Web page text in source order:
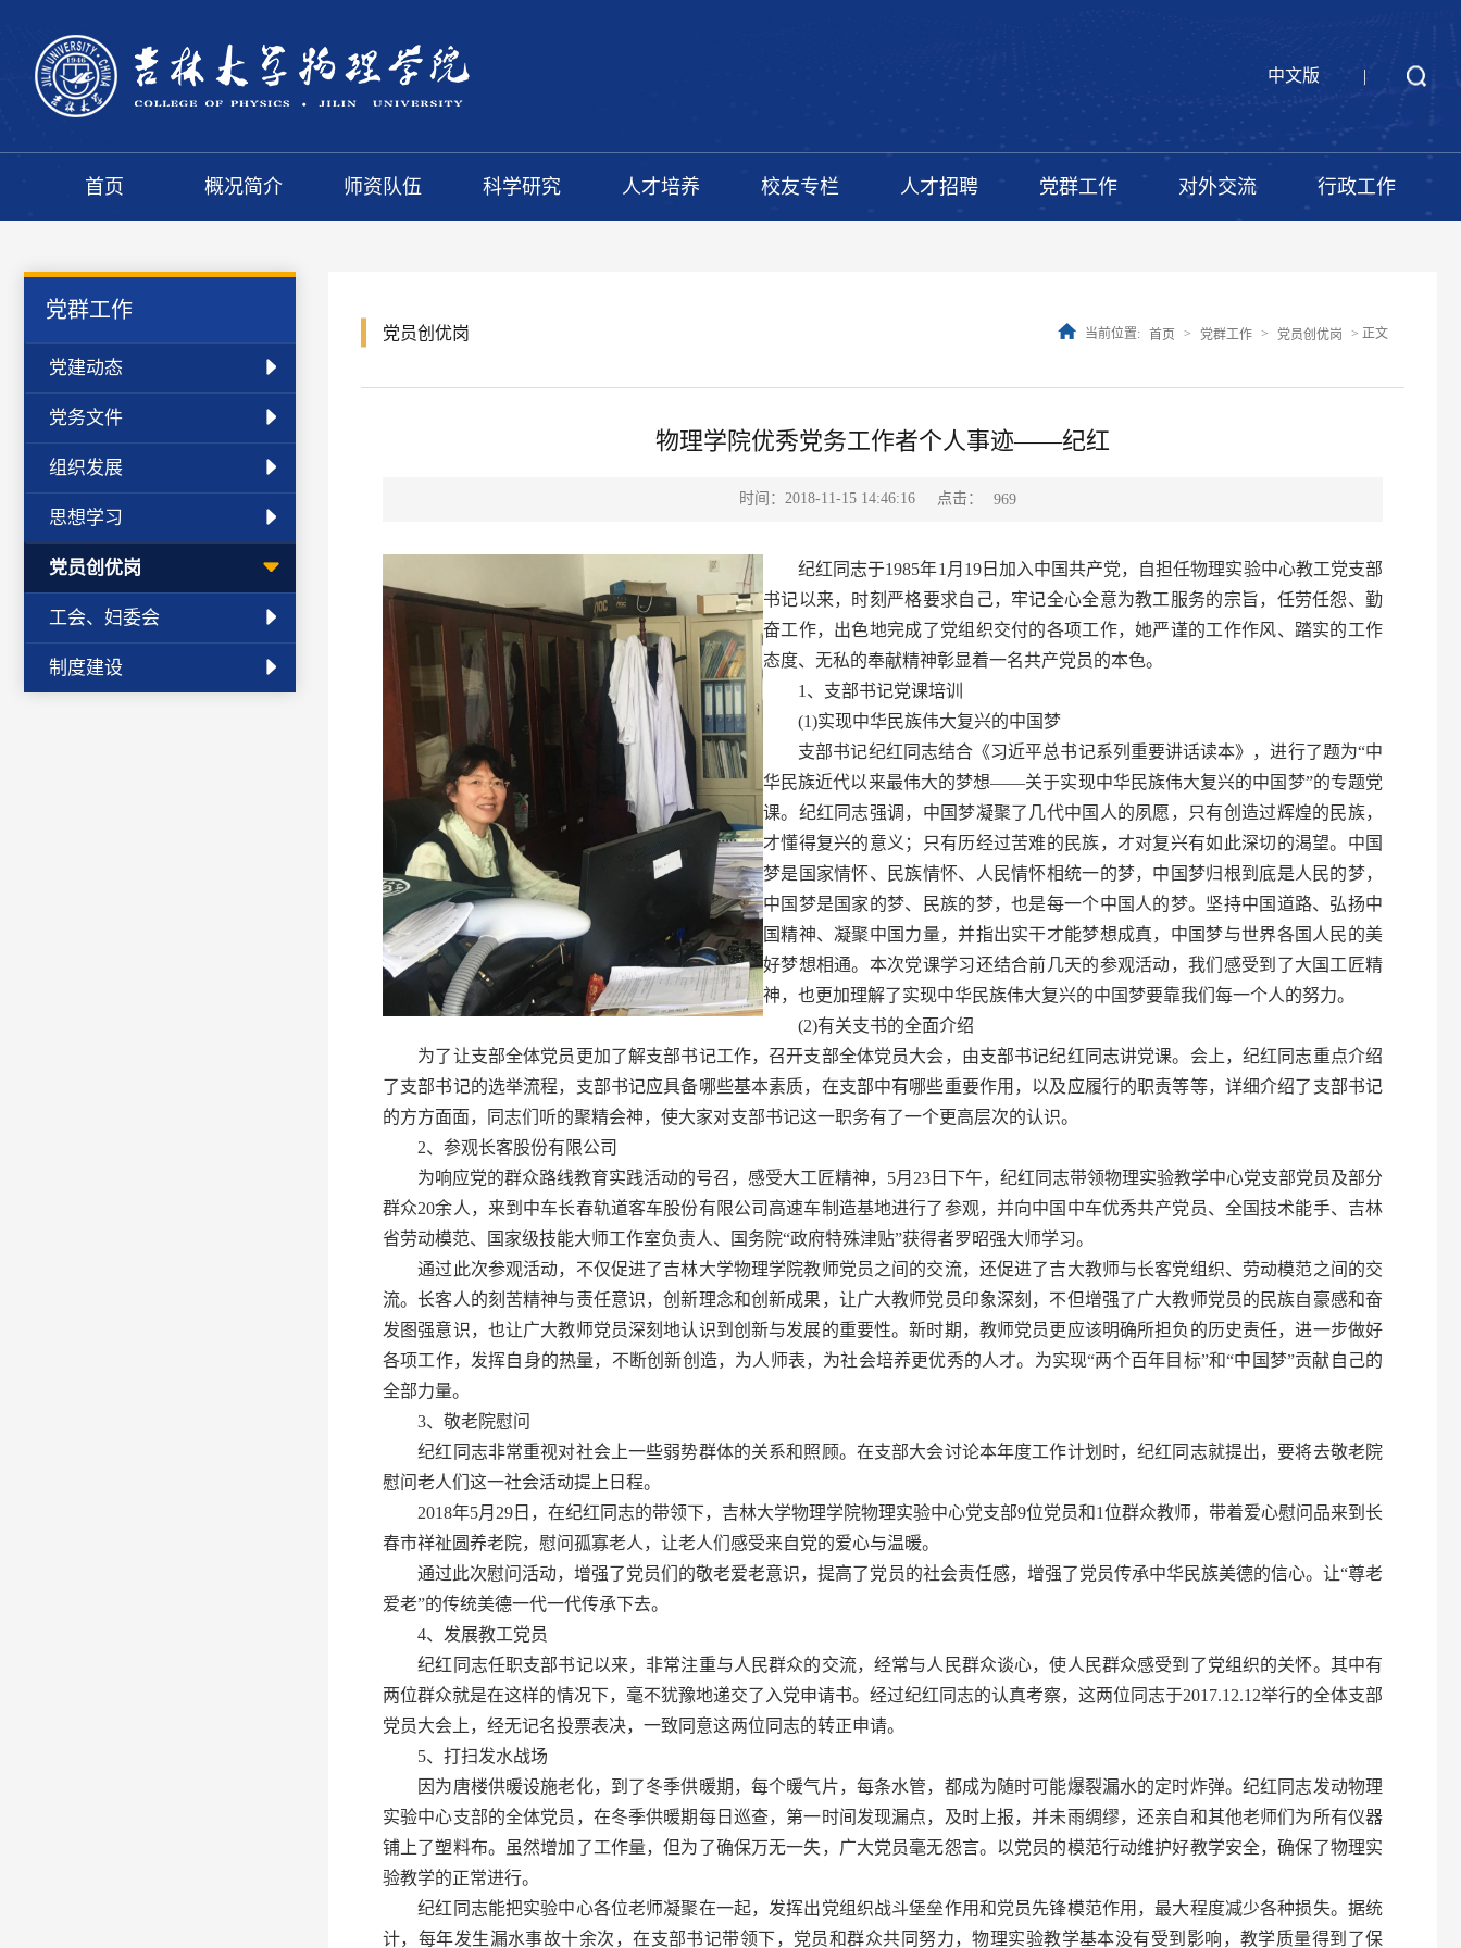
中文版 |
首页 概况简介 师资队伍 科学研究 人才培养 校友专栏 人才招聘 党群工作 对外交流 行政工作
党群工作
党建动态
党务文件
组织发展
思想学习
党员创优岗
工会、妇委会
制度建设
党员创优岗 当前位置: 首页 > 党群工作 > 党员创优岗 > 正文
物理学院优秀党务工作者个人事迹——纪红
时间：2018-11-15 14:46:16 点击： 969
纪红同志于1985年1月19日加入中国共产党，自担任物理实验中心教工党支部
书记以来，时刻严格要求自己，牢记全心全意为教工服务的宗旨，任劳任怨、勤
奋工作，出色地完成了党组织交付的各项工作，她严谨的工作作风、踏实的工作
态度、无私的奉献精神彰显着一名共产党员的本色。
1、支部书记党课培训
(1)实现中华民族伟大复兴的中国梦
支部书记纪红同志结合《习近平总书记系列重要讲话读本》，进行了题为“中
华民族近代以来最伟大的梦想——关于实现中华民族伟大复兴的中国梦”的专题党
课。纪红同志强调，中国梦凝聚了几代中国人的夙愿，只有创造过辉煌的民族，
才懂得复兴的意义；只有历经过苦难的民族，才对复兴有如此深切的渴望。中国
梦是国家情怀、民族情怀、人民情怀相统一的梦，中国梦归根到底是人民的梦，
中国梦是国家的梦、民族的梦，也是每一个中国人的梦。坚持中国道路、弘扬中
国精神、凝聚中国力量，并指出实干才能梦想成真，中国梦与世界各国人民的美
好梦想相通。本次党课学习还结合前几天的参观活动，我们感受到了大国工匠精
神，也更加理解了实现中华民族伟大复兴的中国梦要靠我们每一个人的努力。
(2)有关支书的全面介绍
为了让支部全体党员更加了解支部书记工作，召开支部全体党员大会，由支部书记纪红同志讲党课。会上，纪红同志重点介绍
了支部书记的选举流程，支部书记应具备哪些基本素质，在支部中有哪些重要作用，以及应履行的职责等等，详细介绍了支部书记
的方方面面，同志们听的聚精会神，使大家对支部书记这一职务有了一个更高层次的认识。
2、参观长客股份有限公司
为响应党的群众路线教育实践活动的号召，感受大工匠精神，5月23日下午，纪红同志带领物理实验教学中心党支部党员及部分
群众20余人，来到中车长春轨道客车股份有限公司高速车制造基地进行了参观，并向中国中车优秀共产党员、全国技术能手、吉林
省劳动模范、国家级技能大师工作室负责人、国务院“政府特殊津贴”获得者罗昭强大师学习。
通过此次参观活动，不仅促进了吉林大学物理学院教师党员之间的交流，还促进了吉大教师与长客党组织、劳动模范之间的交
流。长客人的刻苦精神与责任意识，创新理念和创新成果，让广大教师党员印象深刻，不但增强了广大教师党员的民族自豪感和奋
发图强意识，也让广大教师党员深刻地认识到创新与发展的重要性。新时期，教师党员更应该明确所担负的历史责任，进一步做好
各项工作，发挥自身的热量，不断创新创造，为人师表，为社会培养更优秀的人才。为实现“两个百年目标”和“中国梦”贡献自己的
全部力量。
3、敬老院慰问
纪红同志非常重视对社会上一些弱势群体的关系和照顾。在支部大会讨论本年度工作计划时，纪红同志就提出，要将去敬老院
慰问老人们这一社会活动提上日程。
2018年5月29日，在纪红同志的带领下，吉林大学物理学院物理实验中心党支部9位党员和1位群众教师，带着爱心慰问品来到长
春市祥祉圆养老院，慰问孤寡老人，让老人们感受来自党的爱心与温暖。
通过此次慰问活动，增强了党员们的敬老爱老意识，提高了党员的社会责任感，增强了党员传承中华民族美德的信心。让“尊老
爱老”的传统美德一代一代传承下去。
4、发展教工党员
纪红同志任职支部书记以来，非常注重与人民群众的交流，经常与人民群众谈心，使人民群众感受到了党组织的关怀。其中有
两位群众就是在这样的情况下，毫不犹豫地递交了入党申请书。经过纪红同志的认真考察，这两位同志于2017.12.12举行的全体支部
党员大会上，经无记名投票表决，一致同意这两位同志的转正申请。
5、打扫发水战场
因为唐楼供暖设施老化，到了冬季供暖期，每个暖气片，每条水管，都成为随时可能爆裂漏水的定时炸弹。纪红同志发动物理
实验中心支部的全体党员，在冬季供暖期每日巡查，第一时间发现漏点，及时上报，并未雨绸缪，还亲自和其他老师们为所有仪器
铺上了塑料布。虽然增加了工作量，但为了确保万无一失，广大党员毫无怨言。以党员的模范行动维护好教学安全，确保了物理实
验教学的正常进行。
纪红同志能把实验中心各位老师凝聚在一起，发挥出党组织战斗堡垒作用和党员先锋模范作用，最大程度减少各种损失。据统
计，每年发生漏水事故十余次，在支部书记带领下，党员和群众共同努力，物理实验教学基本没有受到影响，教学质量得到了保